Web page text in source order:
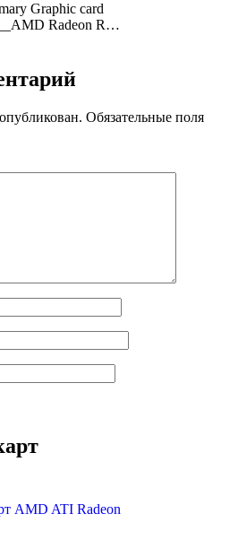
Graphic card
Radeon R…
Обязательные поля
AMD ATI Radeon